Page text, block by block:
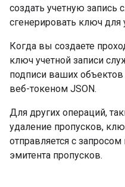
создать учетную запись
сгенерировать ключ для
Когда вы создаете
ключ учетной записи
подписи ваших
веб-токеном JSON.
Для других операций,
удаление пропусков,
отправляется с
эмитента пропусков.